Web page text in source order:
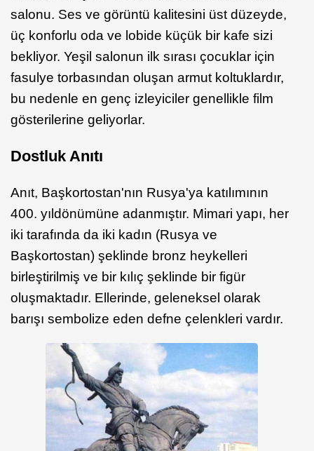
salonu. Ses ve görüntü kalitesini üst düzeyde,
üç konforlu oda ve lobide küçük bir kafe sizi
bekliyor. Yeşil salonun ilk sırası çocuklar için
fasulye torbasından oluşan armut koltuklardır,
bu nedenle en genç izleyiciler genellikle film
gösterilerine geliyorlar.
Dostluk Anıtı
Anıt, Başkortostan'nın Rusya'ya katılımının
400. yıldönümüne adanmıştır. Mimari yapı, her
iki tarafında da iki kadın (Rusya ve
Başkortostan) şeklinde bronz heykelleri
birleştirilmiş ve bir kılıç şeklinde bir figür
oluşmaktadır. Ellerinde, geleneksel olarak
barışı sembolize eden defne çelenkleri vardır.